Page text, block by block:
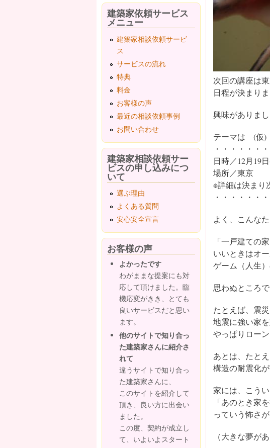
次回の講座は
日程が決まり
興味がありま
テーマは (仮)
・・・・・・
日時／12月19
場所／東京
※詳細は決まり
・・・・・・
よく、こんな
「一戸建ての
いいときはオ
ゲーム（人生
思わぬところ
たとえば、震
地震に強い家
やっぱりロー
あとは、たと
構造の耐震化
家には、こうい
「あのとき家
っていう怖さが
（大きな夢が
建築家依頼サービス
メニュー
建築家相談依頼サービ
ス
サービスの流れ
特典
料金
お客様の声
最近の相談依頼事例
お問い合わせ
建築家相談依頼サー
ビスの申し込みにつ
いて
選ぶ理由
よくある質問
安心安全宣言
お客様の声
よかったです
わがままな提案にも対
応して頂けました。臨
機応変がきき、とても
良いサービスだと思い
ます。
他のサイトで知り合っ
た建築家さんに紹介さ
れて
違うサイトで知り合っ
た建築家さんに、
このサイトを紹介して
頂き、良い方に出会い
ました。
この度、契約が成立し
て、いよいよスタート